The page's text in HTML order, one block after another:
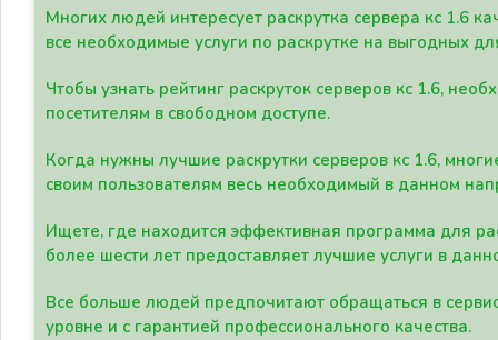
Многих людей интересует раскрутка сервера кс 1.6
все необходимые услуги по раскрутке на выгодных
Чтобы узнать рейтинг раскруток серверов кс 1.6,
посетителям в свободном доступе.
Когда нужны лучшие раскрутки серверов кс 1.6,
своим пользователям весь необходимый в данном
Ищете, где находится эффективная программа для
более шести лет предоставляет лучшие услуги в
Все больше людей предпочитают обращаться в
уровне и с гарантией профессионального качества.